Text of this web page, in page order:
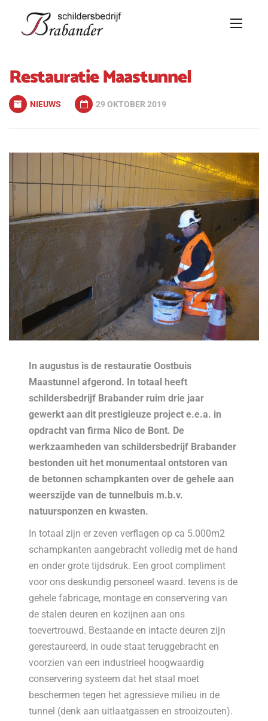
Restauratie Maastunnel
NIEUWS 29 OKTOBER 2019
In augustus is de restauratie Oostbuis
Maastunnel afgerond. In totaal heeft
schildersbedrijf Brabander ruim drie jaar
gewerkt aan dit prestigieuze project e.e.a. in
opdracht van firma Nico de Bont. De
werkzaamheden van schildersbedrijf Brabander
bestonden uit het monumentaal ontstoren van
de betonnen schampkanten over de gehele aan
weerszijde van de tunnelbuis m.b.v.
natuursponzen en kwasten.
In totaal zijn er zeven verflagen op ca 5.000m2
schampkanten aangebracht volledig met de hand
en onder grote tijdsdruk. Een groot compliment
voor ons deskundig personeel waard. tevens is de
gehele fabricage, montage en conservering van
de stalen deuren en kozijnen aan ons
toevertrouwd. Bestaande en intacte deuren zijn
gerestaureerd, in oude staat teruggebracht en
voorzien van een industrieel hoogwaardig
conservering systeem dat het staal moet
beschermen tegen het agressieve milieu in de
tunnel (denk aan uitlaatgassen en strooizouten).